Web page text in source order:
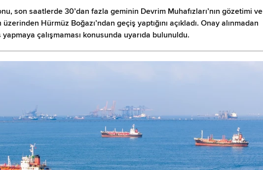
son saatlerde 30’dan fazla geminin Devrim Muhafızları’nın gözetimi ve
Hürmüz Boğazı’ndan geçiş yaptığını açıkladı. Onay alınmadan
çalışmaması konusunda uyarıda bulunuldu.